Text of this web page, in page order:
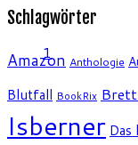
1
Schlagwörter
Amazon Anthologie
Blutfall BookRix
Isberner